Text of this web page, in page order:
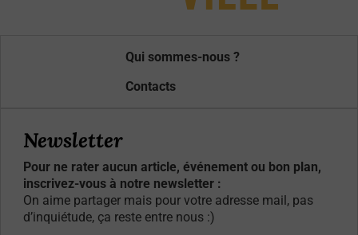
Qui sommes-nous ?
Contacts
Newsletter
Pour ne rater aucun article, événement ou bon plan,
inscrivez-vous à notre newsletter :
On aime partager mais pour votre adresse mail, pas
d’inquiétude, ça reste entre nous :)